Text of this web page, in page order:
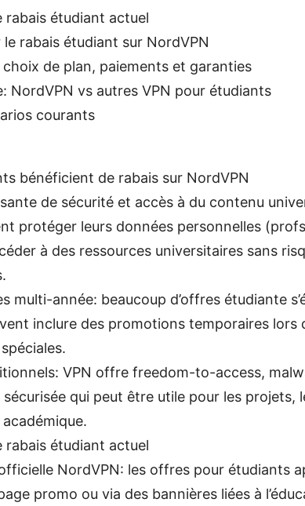
étudiant actuel
rabais étudiant sur NordVPN
de plan, paiements et garanties
NordVPN vs autres VPN pour étudiants
courants
bénéficient de rabais sur NordVPN
de sécurité et accès à du contenu
protéger leurs données personnelles
à des ressources universitaires sans
multi-année: beaucoup d’offres étudiante
inclure des promotions temporaires lors
VPN offre freedom-to-access,
qui peut être utile pour les projets,
étudiant actuel
NordVPN: les offres pour étudiants
promo ou via des bannières liées à